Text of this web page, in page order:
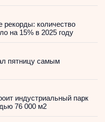
рекорды: количество
на 15% в 2025 году
пятницу самым
индустриальный парк
76 000 м2